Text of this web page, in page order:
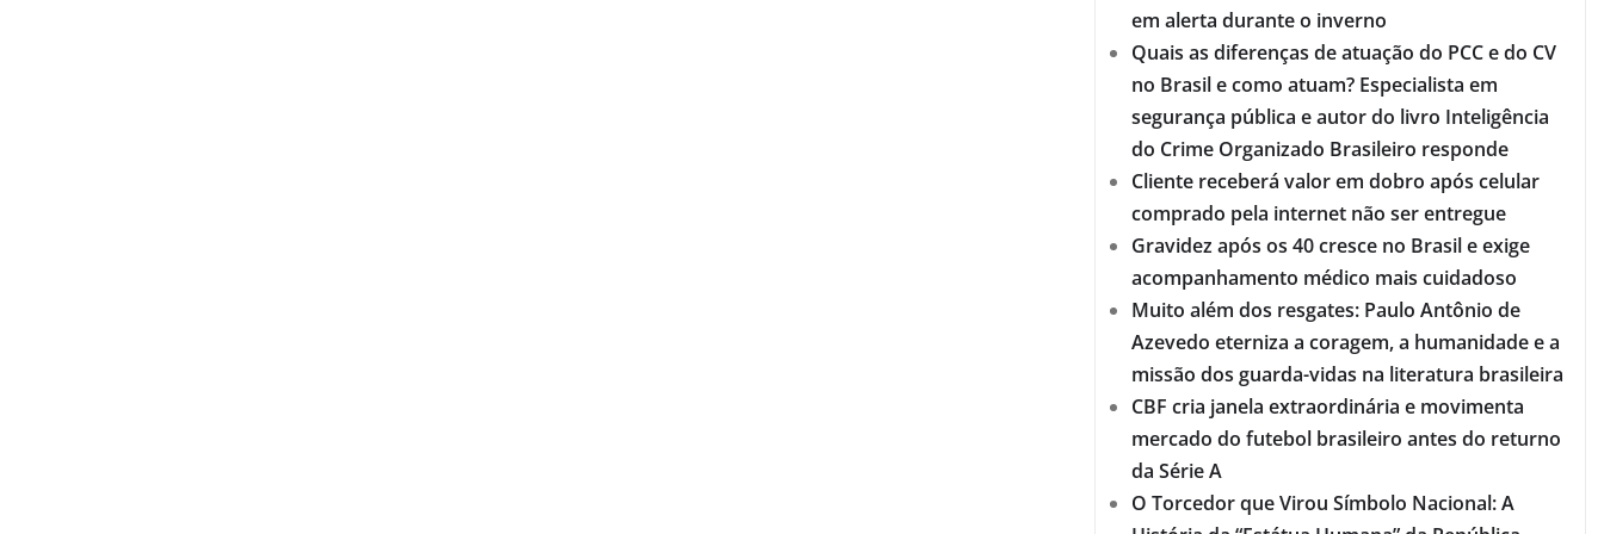
em alerta durante o inverno
Quais as diferenças de atuação do PCC e do CV
no Brasil e como atuam? Especialista em
segurança pública e autor do livro Inteligência
do Crime Organizado Brasileiro responde
Cliente receberá valor em dobro após celular
comprado pela internet não ser entregue
Gravidez após os 40 cresce no Brasil e exige
acompanhamento médico mais cuidadoso
Muito além dos resgates: Paulo Antônio de
Azevedo eterniza a coragem, a humanidade e a
missão dos guarda-vidas na literatura brasileira
CBF cria janela extraordinária e movimenta
mercado do futebol brasileiro antes do returno
da Série A
O Torcedor que Virou Símbolo Nacional: A